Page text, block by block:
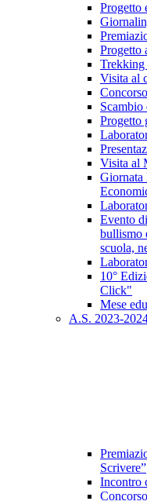
Progetto
Progetto
Trekking
Visita al
Scambio
Progetto
Visita al
Giornata
Evento
bullismo
scuola,
10°
Click"
Mese
A.S. 2023-
Scrivere”
Incontro